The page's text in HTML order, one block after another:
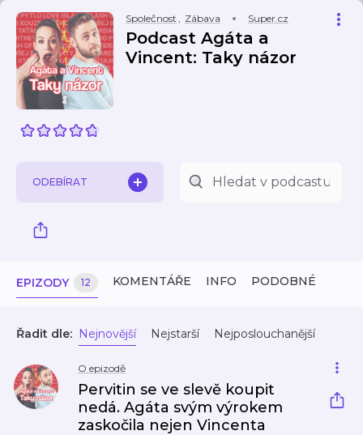
Společnost , Zábava Super.cz
Podcast Agáta a
Vincent: Taky názor
ODEBÍRAT
EPIZODY 12 KOMENTÁŘE INFO PODOBNÉ
Řadit dle: Nejnovější Nejstarší Nejposlouchanější
O epizodě
Pervitin se ve slevě koupit
nedá. Agáta svým výrokem
zaskočila nejen Vincenta